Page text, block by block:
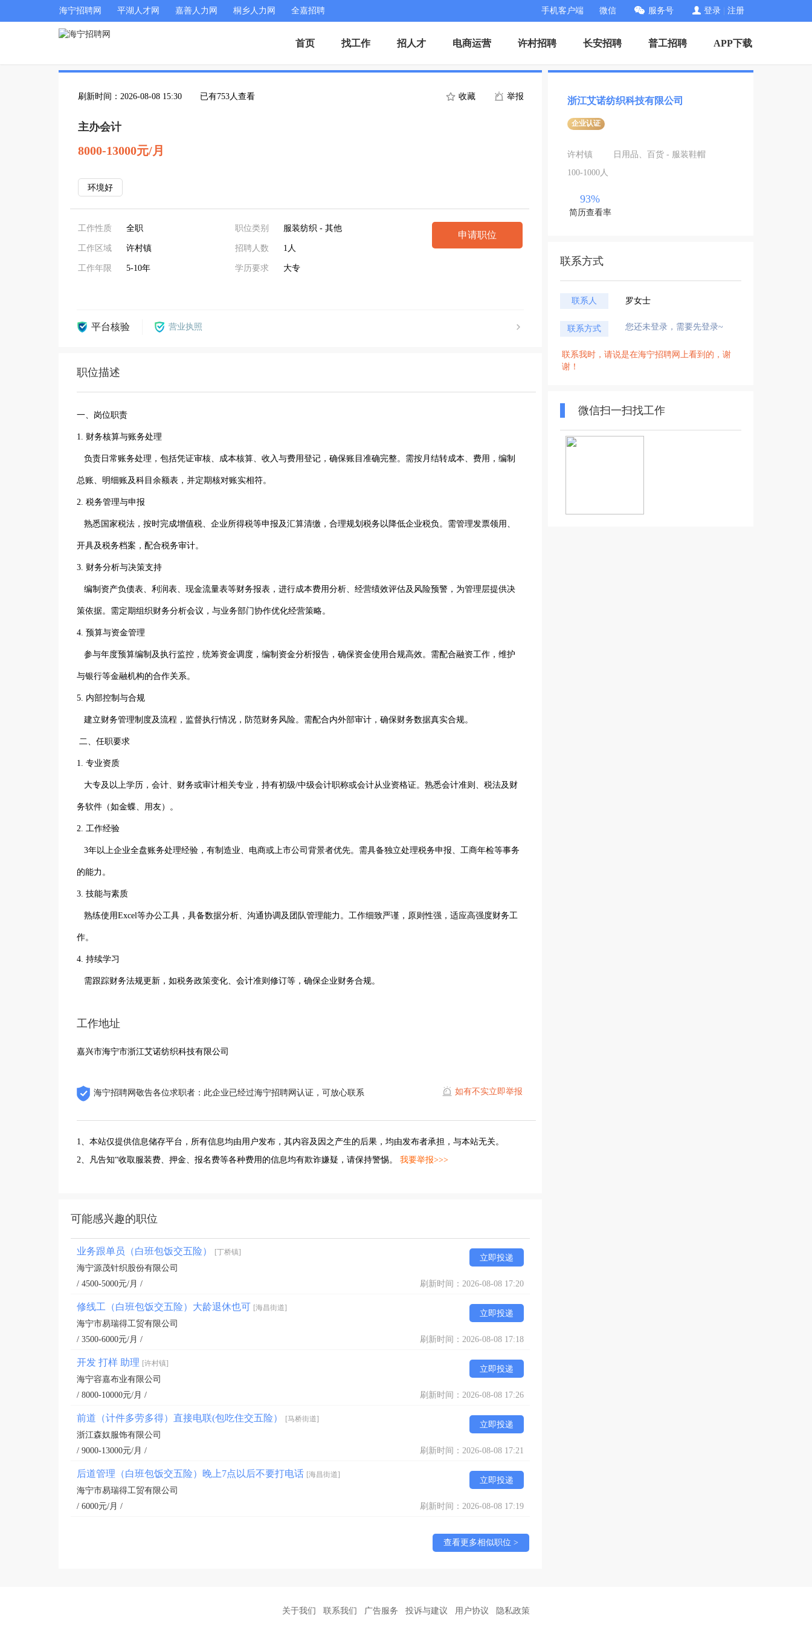
海宁招聘网 平湖人才网 嘉善人力网 桐乡人力网 全嘉招聘 手机客户端 微信 服务号 登录 注册
首页 找工作 招人才 电商运营 许村招聘 长安招聘 普工招聘 APP下载
刷新时间：2026-08-08 15:30 已有753人查看 收藏 举报
主办会计
8000-13000元/月
环境好
工作性质 全职
工作区域 许村镇
工作年限 5-10年
职位类别 服装纺织 - 其他
招聘人数 1人
学历要求 大专
申请职位
平台核验 营业执照
职位描述
一、岗位职责
1. 财务核算与账务处理
负责日常账务处理，包括凭证审核、成本核算、收入与费用登记，确保账目准确完整。需按月结转成本、费用，编制
总账、明细账及科目余额表，并定期核对账实相符。
2. 税务管理与申报
熟悉国家税法，按时完成增值税、企业所得税等申报及汇算清缴，合理规划税务以降低企业税负。需管理发票领用、
开具及税务档案，配合税务审计。
3. 财务分析与决策支持
编制资产负债表、利润表、现金流量表等财务报表，进行成本费用分析、经营绩效评估及风险预警，为管理层提供决
策依据。需定期组织财务分析会议，与业务部门协作优化经营策略。
4. 预算与资金管理
参与年度预算编制及执行监控，统筹资金调度，编制资金分析报告，确保资金使用合规高效。需配合融资工作，维护
与银行等金融机构的合作关系。
5. 内部控制与合规
建立财务管理制度及流程，监督执行情况，防范财务风险。需配合内外部审计，确保财务数据真实合规。
二、任职要求
1. 专业资质
大专及以上学历，会计、财务或审计相关专业，持有初级/中级会计职称或会计从业资格证。熟悉会计准则、税法及财
务软件（如金蝶、用友）。
2. 工作经验
3年以上企业全盘账务处理经验，有制造业、电商或上市公司背景者优先。需具备独立处理税务申报、工商年检等事务
的能力。
3. 技能与素质
熟练使用Excel等办公工具，具备数据分析、沟通协调及团队管理能力。工作细致严谨，原则性强，适应高强度财务工
作。
4. 持续学习
需跟踪财务法规更新，如税务政策变化、会计准则修订等，确保企业财务合规。
工作地址
嘉兴市海宁市浙江艾诺纺织科技有限公司
海宁招聘网敬告各位求职者：此企业已经过海宁招聘网认证，可放心联系 如有不实立即举报
1、本站仅提供信息储存平台，所有信息均由用户发布，其内容及因之产生的后果，均由发布者承担，与本站无关。
2、凡告知“收取服装费、押金、报名费等各种费用的信息均有欺诈嫌疑，请保持警惕。 我要举报>>>
可能感兴趣的职位
业务跟单员（白班包饭交五险） [丁桥镇]
立即投递
海宁源茂针织股份有限公司
/ 4500-5000元/月 /
刷新时间：2026-08-08 17:20
修线工（白班包饭交五险）大龄退休也可 [海昌街道]
立即投递
海宁市易瑞得工贸有限公司
/ 3500-6000元/月 /
刷新时间：2026-08-08 17:18
开发 打样 助理 [许村镇]
立即投递
海宁容嘉布业有限公司
/ 8000-10000元/月 /
刷新时间：2026-08-08 17:26
前道（计件多劳多得）直接电联(包吃住交五险） [马桥街道]
立即投递
浙江森奴服饰有限公司
/ 9000-13000元/月 /
刷新时间：2026-08-08 17:21
后道管理（白班包饭交五险）晚上7点以后不要打电话 [海昌街道]
立即投递
海宁市易瑞得工贸有限公司
/ 6000元/月 /
刷新时间：2026-08-08 17:19
查看更多相似职位 >
浙江艾诺纺织科技有限公司
企业认证
许村镇
日用品、百货 - 服装鞋帽
100-1000人
93%
简历查看率
联系方式
联系人 罗女士
联系方式 您还未登录，需要先登录~
联系我时，请说是在海宁招聘网上看到的，谢
谢！
微信扫一扫找工作
关于我们 联系我们 广告服务 投诉与建议 用户协议 隐私政策